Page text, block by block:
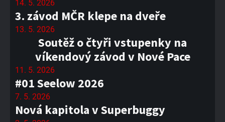
14. 5. 2026
3. závod MČR klepe na dveře
13. 5. 2026
Soutěž o čtyři vstupenky na
víkendový závod v Nové Pace
11. 5. 2026
#01 Seelow 2026
7. 5. 2026
Nová kapitola v Superbuggy